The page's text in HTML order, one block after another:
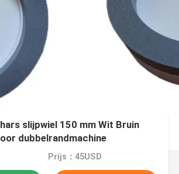
slijpwiel 150 mm Wit Bruin
dubbelrandmachine
Prijs：45USD